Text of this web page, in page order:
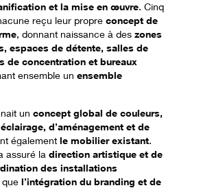
et la mise en œuvre. Cinq
reçu leur propre concept de
, donnant naissance à des zones
espaces de détente, salles de
de concentration et bureaux
ensemble un ensemble
un concept global de couleurs,
d’aménagement et de
également le mobilier existant.
assuré la direction artistique et de
des installations
que l’intégration du branding et de